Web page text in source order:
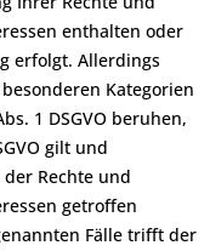
enthalten oder
erfolgt. Allerdings
Kategorien
1 DSGVO beruhen,
gilt und
Rechte und
getroffen
Fälle trifft der